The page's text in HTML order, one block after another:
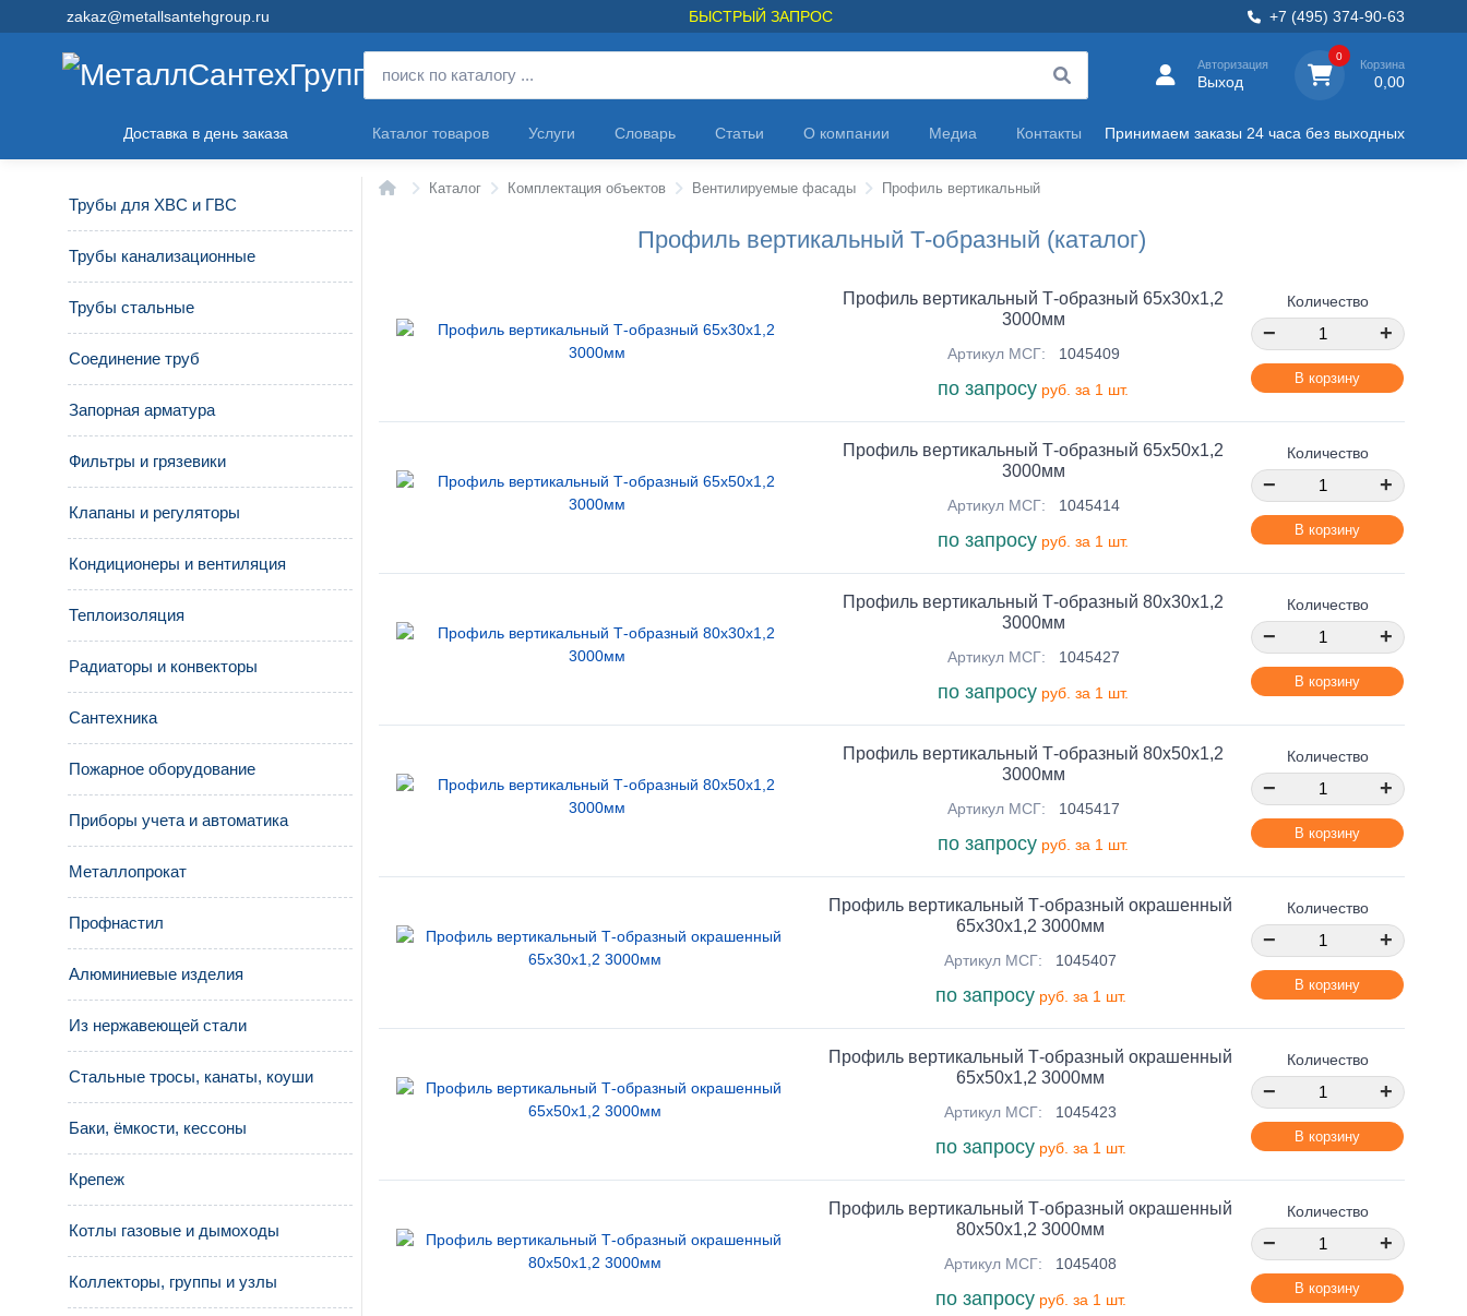
zakaz@metallsantehgroup.ru БЫСТРЫЙ ЗАПРОС +7 (495) 374-90-63
Авторизация
Выход
0
Корзина
0,00
Доставка в день заказа Каталог товаров Услуги Словарь Статьи О компании Медиа Контакты Принимаем заказы 24 часа без выходных
Трубы для ХВС и ГВС
Трубы канализационные
Трубы стальные
Соединение труб
Запорная арматура
Фильтры и грязевики
Клапаны и регуляторы
Кондиционеры и вентиляция
Теплоизоляция
Радиаторы и конвекторы
Сантехника
Пожарное оборудование
Приборы учета и автоматика
Металлопрокат
Профнастил
Алюминиевые изделия
Из нержавеющей стали
Стальные тросы, канаты, коуши
Баки, ёмкости, кессоны
Крепеж
Котлы газовые и дымоходы
Коллекторы, группы и узлы
ГлавнаяКаталог Комплектация объектов Вентилируемые фасады Профиль вертикальный
Профиль вертикальный Т-образный (каталог)
Профиль вертикальный Т-образный 65х30х1,2
3000мм
Артикул МСГ: 1045409
по запросу руб. за 1 шт.
Количество
− +
В корзину
Профиль вертикальный Т-образный 65х50х1,2
3000мм
Артикул МСГ: 1045414
по запросу руб. за 1 шт.
Количество
− +
В корзину
Профиль вертикальный Т-образный 80х30х1,2
3000мм
Артикул МСГ: 1045427
по запросу руб. за 1 шт.
Количество
− +
В корзину
Профиль вертикальный Т-образный 80х50х1,2
3000мм
Артикул МСГ: 1045417
по запросу руб. за 1 шт.
Количество
− +
В корзину
Профиль вертикальный Т-образный окрашенный
65х30х1,2 3000мм
Артикул МСГ: 1045407
по запросуруб. за 1 шт.
Количество
− +
В корзину
Профиль вертикальный Т-образный окрашенный
65х50х1,2 3000мм
Артикул МСГ: 1045423
по запросуруб. за 1 шт.
Количество
− +
В корзину
Профиль вертикальный Т-образный окрашенный
80х50х1,2 3000мм
Артикул МСГ: 1045408
по запросуруб. за 1 шт.
Количество
− +
В корзину